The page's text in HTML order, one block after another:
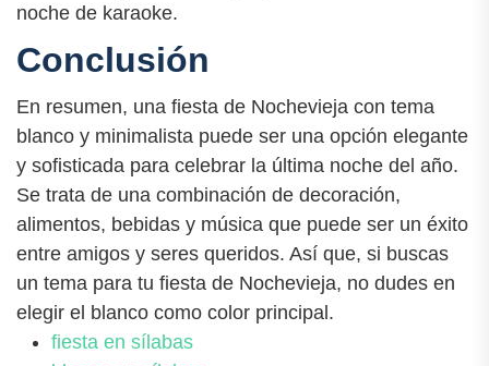
noche de karaoke.
Conclusión
En resumen, una fiesta de Nochevieja con tema
blanco y minimalista puede ser una opción elegante
y sofisticada para celebrar la última noche del año.
Se trata de una combinación de decoración,
alimentos, bebidas y música que puede ser un éxito
entre amigos y seres queridos. Así que, si buscas
un tema para tu fiesta de Nochevieja, no dudes en
elegir el blanco como color principal.
fiesta en sílabas